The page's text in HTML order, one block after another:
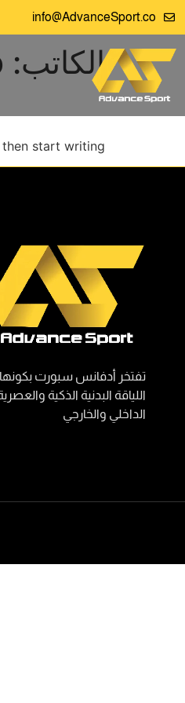
info@AdvanceSport.co
الكاتب:
world!
start writing!
تفتخر أدفانس سبورت بكونها
اللياقة البدنية الذكية
الداخلي والخارجي